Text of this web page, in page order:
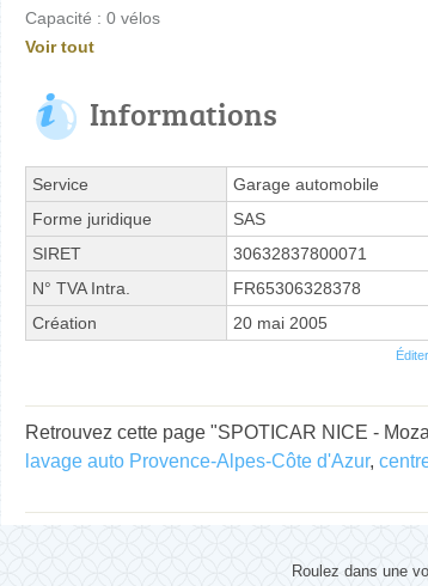
Capacité : 0 vélos
Voir tout
Informations
Service
Garage automobile
Forme juridique
SAS
SIRET
30632837800071
N° TVA Intra.
FR65306328378
Création
20 mai 2005
Retrouvez cette page "SPOTICAR NICE -
lavage auto Provence-Alpes-Côte d'Azur,
Roulez dans une